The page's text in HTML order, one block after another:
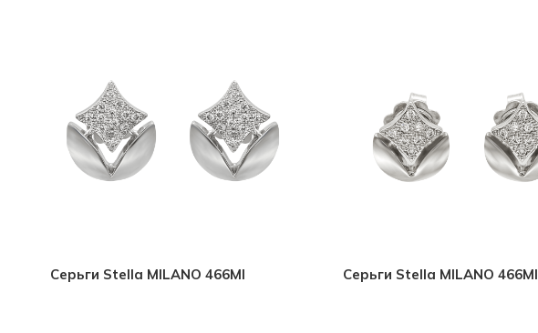
Серьги Stella MILANO 466MI Серьги Stella MILANO 466MI